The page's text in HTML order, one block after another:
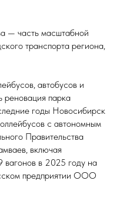
— часть масштабной
транспорта региона,
автобусов и
реновация парка
годы Новосибирск
с автономным
Правительства
включая
вагонов в 2025 году на
предприятии ООО